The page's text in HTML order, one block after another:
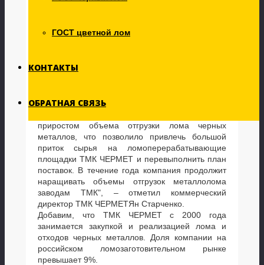
ГОСТ цветной лом
КОНТАКТЫ
ОБРАТНАЯ СВЯЗЬ
Так, компания продолжает увеличивать долю
кварталом 2016 года и составил более 160,5
производственных участках ТМК ЧЕРМЕТ в
"Первый квартал 2017 года отличался
приростом объема отгрузки лома черных
металлов, что позволило привлечь большой
приток сырья на ломоперерабатывающие
площадки ТМК ЧЕРМЕТ и перевыполнить план
поставок. В течение года компания продолжит
наращивать объемы отгрузок металлолома
заводам ТМК", – отметил коммерческий
директор ТМК ЧЕРМЕТЯн Старченко.
Добавим, что ТМК ЧЕРМЕТ с 2000 года
занимается закупкой и реализацией лома и
отходов черных металлов. Доля компании на
российском ломозаготовительном рынке
превышает 9%.